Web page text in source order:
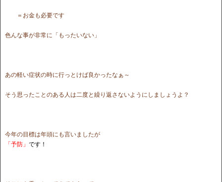
＝お金も必要です
色んな事が非常に「もったいない」
あの軽い症状の時に行っとけば良かったなぁ～
そう思ったことのある人は二度と繰り返さないようにしましょうよ？
今年の目標は年頭にも言いましたが
「予防」 です！